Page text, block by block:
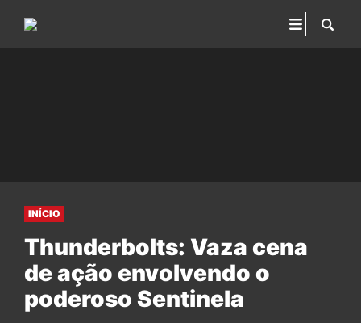
INÍCIO
Thunderbolts: Vaza cena
de ação envolvendo o
poderoso Sentinela